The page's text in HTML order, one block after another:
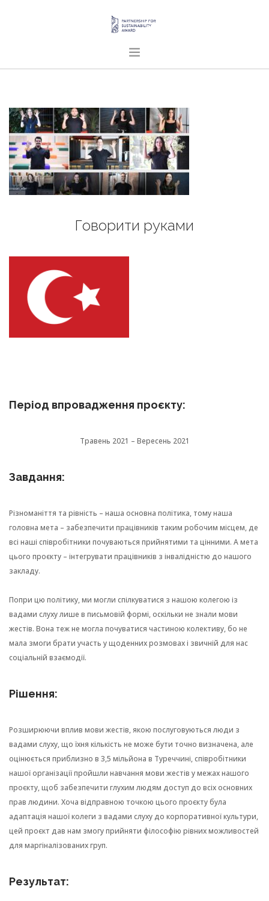
ПРО НАС
ПРОЄКТИ
ПУБЛІКАЦІЇ
УКРАЇНСЬКА
SEARCH SITE
Говорити руками
Період впровадження проєкту:
Травень 2021 – Вересень 2021
Завдання:
Різноманіття та рівність – наша основна політика, тому наша
головна мета – забезпечити працівників таким робочим місцем, де
всі наші співробітники почуваються прийнятими та цінними. А мета
цього проєкту – інтегрувати працівників з інвалідністю до нашого
закладу.
Попри цю політику, ми могли спілкуватися з нашою колегою із
вадами слуху лише в письмовій формі, оскільки не знали мови
жестів. Вона теж не могла почуватися частиною колективу, бо не
мала змоги брати участь у щоденних розмовах і звичній для нас
соціальній взаємодії.
Рішення:
Розширюючи вплив мови жестів, якою послуговуються люди з
вадами слуху, що їхня кількість не може бути точно визначена, але
оцінюється приблизно в 3,5 мільйона в Туреччині, співробітники
нашої організації пройшли навчання мови жестів у межах нашого
проєкту, щоб забезпечити глухим людям доступ до всіх основних
прав людини. Хоча відправною точкою цього проєкту була
адаптація нашої колеги з вадами слуху до корпоративної культури,
цей проєкт дав нам змогу прийняти філософію рівних можливостей
для маргіналізованих груп.
Результат: